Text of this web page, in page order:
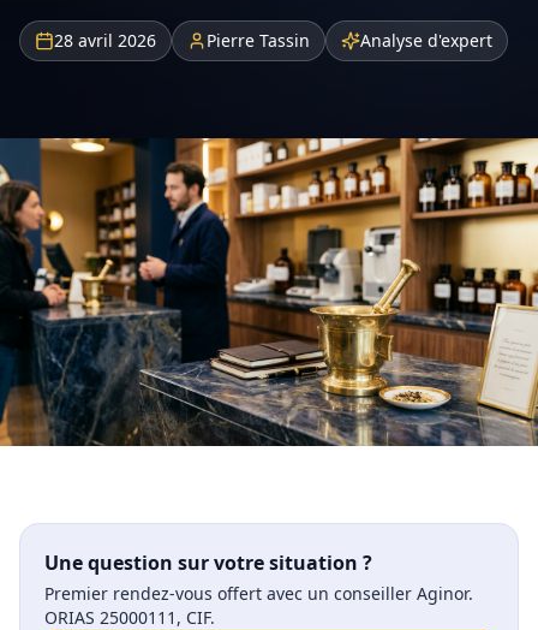
28 avril 2026 Pierre Tassin Analyse d'expert
Une question sur votre situation ?
Premier rendez-vous offert avec un conseiller Aginor.
ORIAS 25000111, CIF.